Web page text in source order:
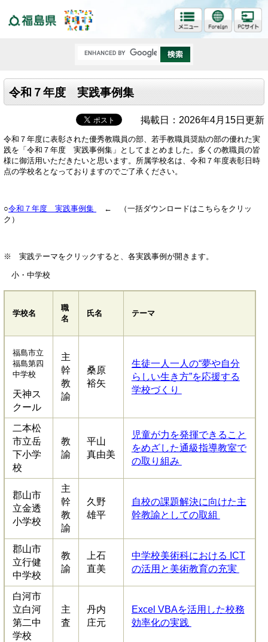
令和７年度 実践事例集
掲載日：2026年4月15日更新
令和７年度に表彰された優秀教職員の部、若手教職員奨励の部の優れた実
践を「令和７年度 実践事例集」としてまとめました。多くの教職員の皆
様に御活用いただきたいと思います。所属学校名は、令和７年度表彰日時
点の学校名となっておりますのでご了承ください。
○令和７年度 実践事例集
← （一括ダウンロードはこちらをクリッ
ク）
※ 実践テーマをクリックすると、各実践事例が開きます。
小・中学校
学校名
職
名
氏名 テーマ
福島市立
福島第四
中学校
天神ス
クール
主
幹
教
諭
桑原
裕矢
生徒一人一人の“夢や自分
らしい生き方”を応援する
学校づくり
二本松
市立岳
下小学
校
教
諭
平山
真由美
児童が力を発揮できること
をめざした通級指導教室で
の取り組み
郡山市
立金透
小学校
主
幹
教
諭
久野
雄平
自校の課題解決に向けた主
幹教諭としての取組
郡山市
立行健
中学校
教
諭
上石
直美
中学校美術科における ICT
の活用と美術教育の充実
白河市
立白河
第二中
学校
主
査
丹内
庄元
Excel VBAを活用した校務
効率化の実践